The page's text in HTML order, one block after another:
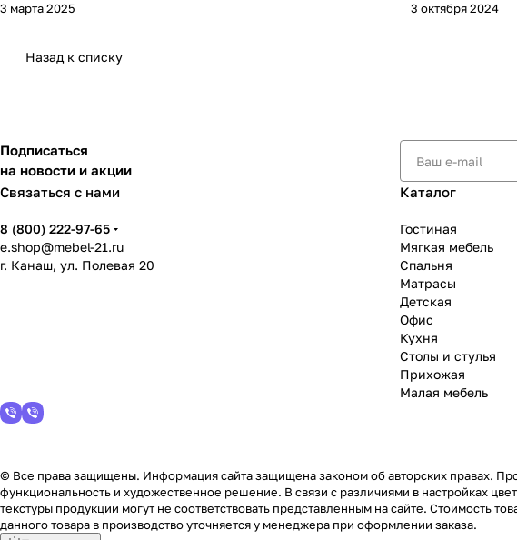
3 марта 2025 3 октября 2024
Назад к списку
Подписаться
на новости и акции
Связаться с нами
8 (800) 222-97-65
e.shop@mebel-21.ru
г. Канаш, ул. Полевая 20
Каталог
Гостиная
Мягкая мебель
Спальня
Матрасы
Детская
Офис
Кухня
Столы и стулья
Прихожая
Малая мебель
© Все права защищены. Информация сайта защищена законом об авторских правах.
функциональность и художественное решение. В связи с различиями в настройках
текстуры продукции могут не соответствовать представленным на сайте. Стоимость
данного товара в производство уточняется у менеджера при оформлении заказа.